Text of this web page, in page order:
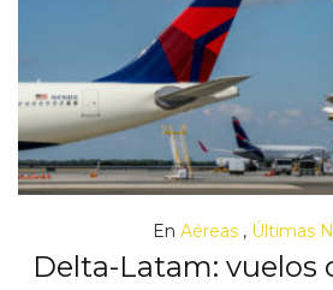
En Aéreas, Últimas
Delta-Latam: vuelos